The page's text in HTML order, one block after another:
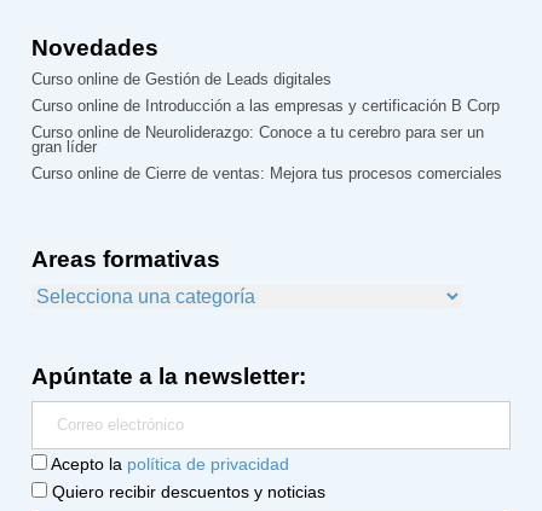
Novedades
Curso online de Gestión de Leads digitales
Curso online de Introducción a las empresas y certificación B Corp
Curso online de Neuroliderazgo: Conoce a tu cerebro para ser un
gran líder
Curso online de Cierre de ventas: Mejora tus procesos comerciales
Areas formativas
Apúntate a la newsletter:
Acepto la política de privacidad
Quiero recibir descuentos y noticias